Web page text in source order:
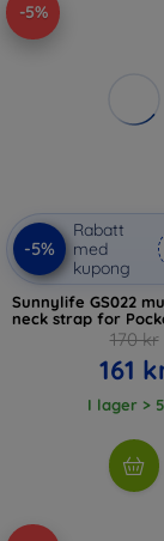
-5%
-5%
Rabatt
med
kupong
Sunnylife GS022
neck strap for
170 kr
161
I lager >